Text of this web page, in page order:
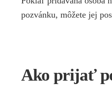
pozvánku, môžete jej
Ako prijať